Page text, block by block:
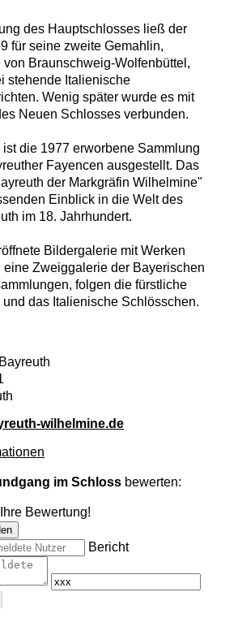
des Hauptschlosses ließ der
für seine zweite Gemahlin,
Braunschweig-Wolfenbüttel,
stehende Italienische
Wenig später wurde es mit
Neuen Schlosses verbunden.
ist die 1977 erworbene Sammlung
Fayencen ausgestellt. Das
der Markgräfin Wilhelmine"
Einblick in die Welt des
im 18. Jahrhundert.
Bildergalerie mit Werken
eine Zweiggalerie der Bayerischen
folgen die fürstliche
das Italienische Schlösschen.
wilhelmine.de
im Schloss bewerten:
Bewertung!
Bericht